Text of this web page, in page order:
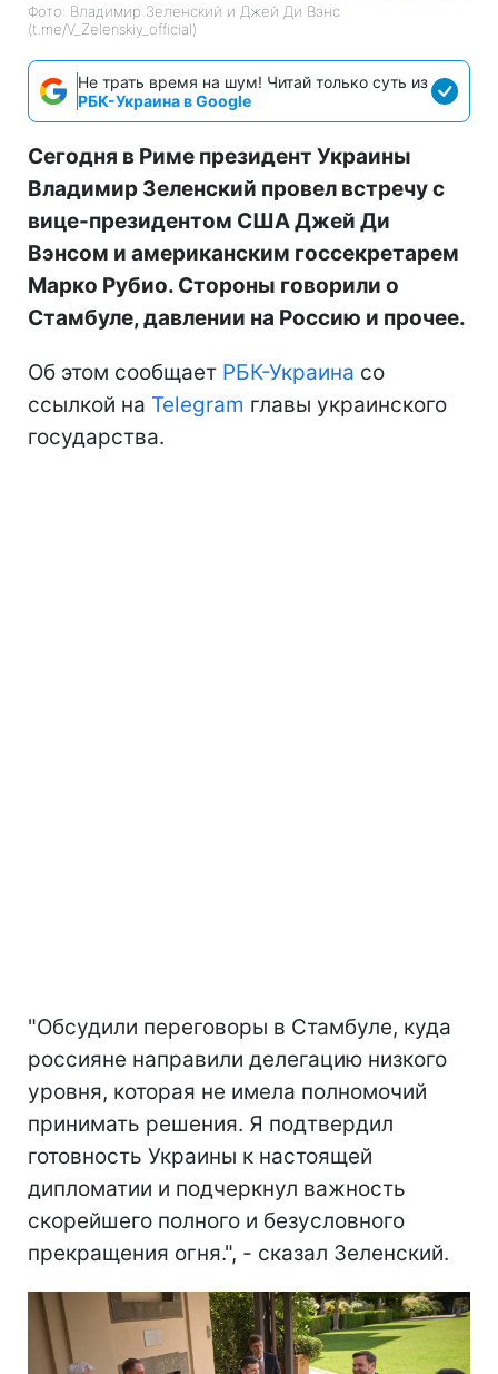
Фото: Владимир Зеленский и Джей Ди Вэнс
(t.me/V_Zelenskiy_official)
Не трать время на шум! Читай только суть из
РБК-Украина в Google
Сегодня в Риме президент Украины
Владимир Зеленский провел встречу с
вице-президентом США Джей Ди
Вэнсом и американским госсекретарем
Марко Рубио. Стороны говорили о
Стамбуле, давлении на Россию и прочее.
Об этом сообщает РБК-Украина со
ссылкой на Telegram главы украинского
государства.
"Обсудили переговоры в Стамбуле, куда
россияне направили делегацию низкого
уровня, которая не имела полномочий
принимать решения. Я подтвердил
готовность Украины к настоящей
дипломатии и подчеркнул важность
скорейшего полного и безусловного
прекращения огня.", - сказал Зеленский.